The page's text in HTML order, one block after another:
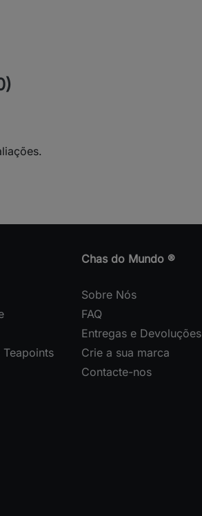
Chas do Mundo ®
Sobre Nós
FAQ
Entregas e Devoluções
Crie a sua marca
Contacte-nos